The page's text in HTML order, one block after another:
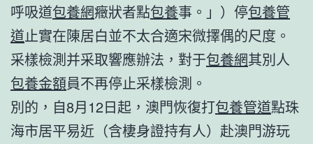
呼吸道包養網癥狀者點包養事。」）停包養管
道止實在陳居白並不太合適宋微擇偶的尺度。
采樣檢測并采取響應辦法，對于包養網其別人
包養金額員不再停止采樣檢測。
別的，自8月12日起，澳門恢復打包養管道點珠
海市居平易近（含棲身證持有人）赴澳門游玩